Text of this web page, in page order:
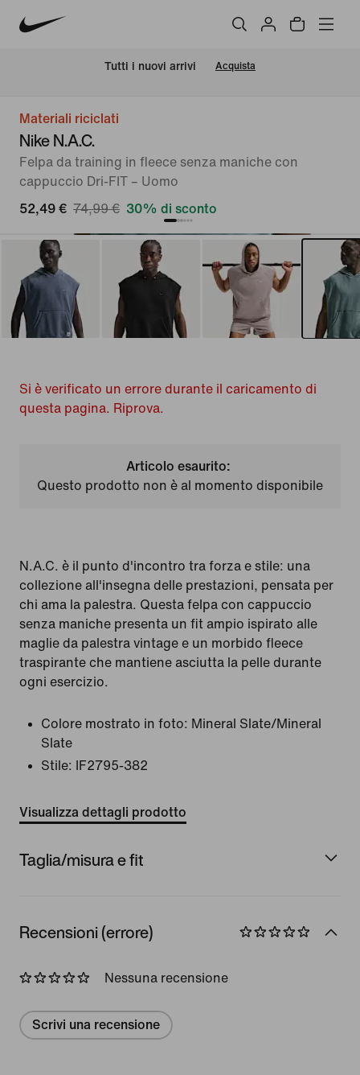
Tutti i nuovi arrivi Acquista
Materiali riciclati
Nike N.A.C.
Felpa da training in fleece senza maniche con
cappuccio Dri-FIT – Uomo
52,49 € 74,99 € 30% di sconto
Si è verificato un errore durante il caricamento di
questa pagina. Riprova.
Articolo esaurito:
Questo prodotto non è al momento disponibile
N.A.C. è il punto d'incontro tra forza e stile: una
collezione all'insegna delle prestazioni, pensata per
chi ama la palestra. Questa felpa con cappuccio
senza maniche presenta un fit ampio ispirato alle
maglie da palestra vintage e un morbido fleece
traspirante che mantiene asciutta la pelle durante
ogni esercizio.
Colore mostrato in foto: Mineral Slate/Mineral
Slate
Stile:
IF2795-382
Visualizza dettagli prodotto
Taglia/misura e fit
Recensioni (errore)
Nessuna recensione
Scrivi una recensione